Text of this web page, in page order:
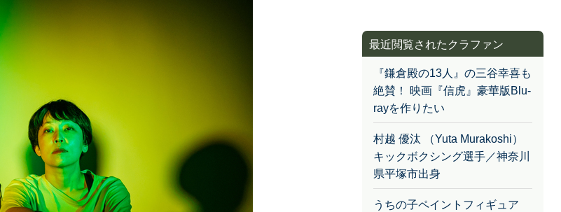
最近閲覧されたクラファン
『鎌倉殿の13人』の三谷幸喜も
絶賛！ 映画『信虎』豪華版Blu-
rayを作りたい
村越 優汰 （Yuta Murakoshi）
キックボクシング選手／神奈川
県平塚市出身
うちの子ペイントフィギュア